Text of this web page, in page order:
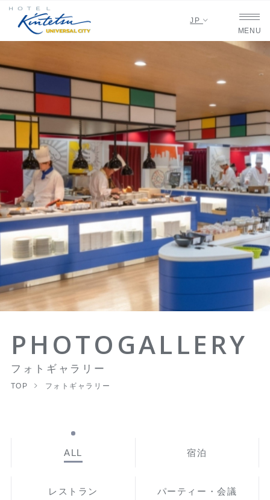
JP
MENU
PHOTOGALLERY
フォトギャラリー
TOP フォトギャラリー
ALL 宿泊
レストラン パーティー・会議